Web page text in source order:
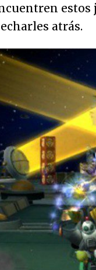
estos
atrás.